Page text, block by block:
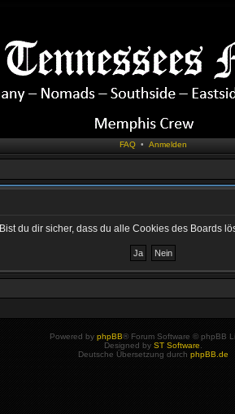
FAQ • Anmelden
Bist du dir sicher, dass du alle Cookies des Boards
Powered by phpBB® Forum Software © phpBB
Designed by ST Software
Deutsche Übersetzung durch phpBB.de